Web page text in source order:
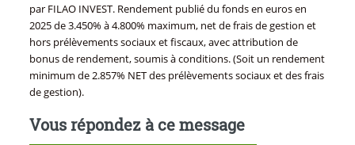
par FILAO INVEST. Rendement publié du fonds en euros en
2025 de 3.450% à 4.800% maximum, net de frais de gestion et
hors prélèvements sociaux et fiscaux, avec attribution de
bonus de rendement, soumis à conditions. (Soit un rendement
minimum de 2.857% NET des prélèvements sociaux et des frais
de gestion).
Vous répondez à ce message